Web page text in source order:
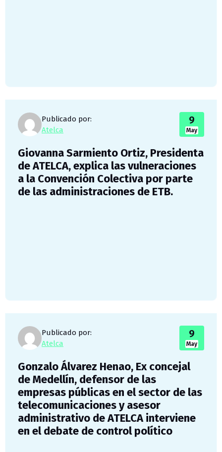
Publicado por:
Atelca
9
May
Giovanna Sarmiento Ortiz, Presidenta
de ATELCA, explica las vulneraciones
a la Convención Colectiva por parte
de las administraciones de ETB.
Publicado por:
Atelca
9
May
Gonzalo Álvarez Henao, Ex concejal
de Medellín, defensor de las
empresas públicas en el sector de las
telecomunicaciones y asesor
administrativo de ATELCA interviene
en el debate de control político